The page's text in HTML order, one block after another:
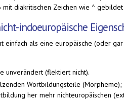
mit diakritischen Zeichen wie ^
indoeuropäische
einfach als eine europäische (oder
unverändert (flektiert nicht).
Wortbildungsteile
her mehr nichteuropäischen